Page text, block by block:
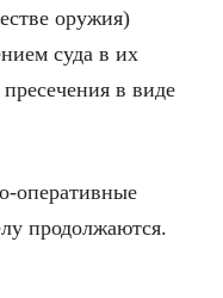
оружия)
суда в их
в виде
оперативные
продолжаются.